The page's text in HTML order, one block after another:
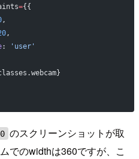
={{
,
,
:
'user'
のスクリーンショットが取
でのwidthは360ですが、こ